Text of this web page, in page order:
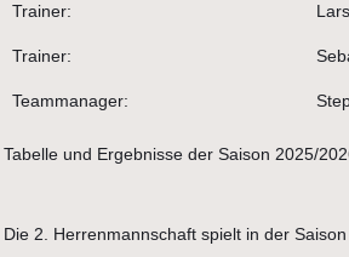
Trainer:
Trainer:
Teammanager:
Tabelle und Ergebnisse der Saison 2025/
Die 2. Herrenmannschaft spielt in der